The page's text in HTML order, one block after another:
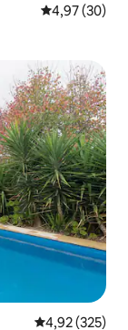
4,97 de uma
4,97 (30)
4,92 de uma
4,92 (325)